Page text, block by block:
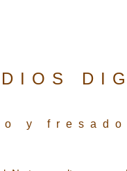
y fresado